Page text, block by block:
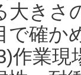
大きさ
で確か
作業現